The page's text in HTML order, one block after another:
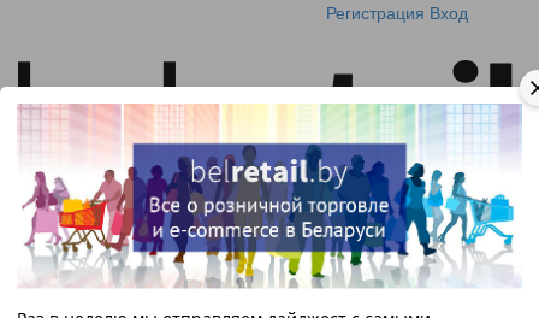
Регистрация Вход